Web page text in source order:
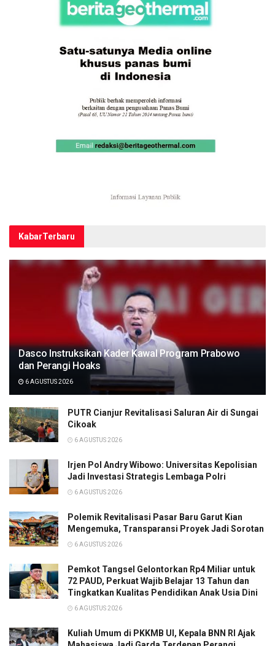
KabarTerbaru
Dasco Instruksikan Kader Kawal Program Prabowo
dan Perangi Hoaks
6 AGUSTUS 2026
PUTR Cianjur Revitalisasi Saluran Air di Sungai
Cikoak
6 AGUSTUS 2026
Irjen Pol Andry Wibowo: Universitas Kepolisian
Jadi Investasi Strategis Lembaga Polri
6 AGUSTUS 2026
Polemik Revitalisasi Pasar Baru Garut Kian
Mengemuka, Transparansi Proyek Jadi Sorotan
6 AGUSTUS 2026
Pemkot Tangsel Gelontorkan Rp4 Miliar untuk
72 PAUD, Perkuat Wajib Belajar 13 Tahun dan
Tingkatkan Kualitas Pendidikan Anak Usia Dini
6 AGUSTUS 2026
Kuliah Umum di PKKMB UI, Kepala BNN RI Ajak